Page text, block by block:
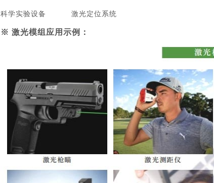
科学实验设备 激光定位系统
※ 激光模组应用示例：